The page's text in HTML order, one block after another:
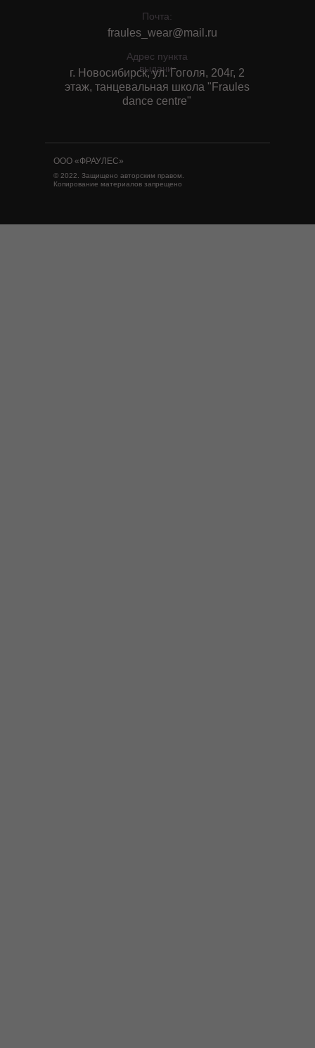
Почта:
Адрес пункта
выдачи:
fraules_wear@mail.ru
г. Новосибирск, ул. Гоголя, 204г, 2
этаж, танцевальная школа "Fraules
dance centre"
ООО «ФРАУЛЕС»
© 2022. Защищено авторским правом.
Копирование материалов запрещено